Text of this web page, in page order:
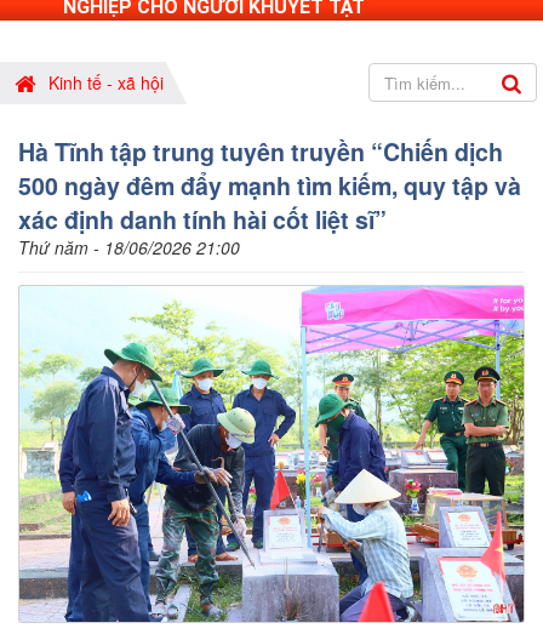
NGHIỆP CHO NGƯỜI KHUYẾT TẬT
Kinh tế - xã hội
Hà Tĩnh tập trung tuyên truyền “Chiến dịch
500 ngày đêm đẩy mạnh tìm kiếm, quy tập và
xác định danh tính hài cốt liệt sĩ”
Thứ năm - 18/06/2026 21:00